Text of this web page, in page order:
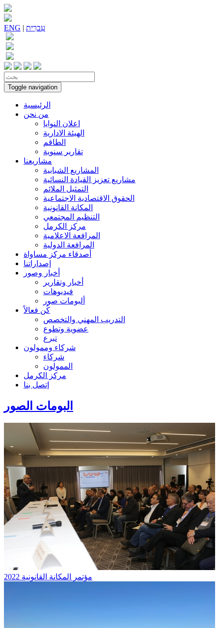
ENG | עִברִית
Toggle navigation
الرئيسية
من نحن
اعلان النوايا
الهيئة الادارية
الطاقم
تقارير سنوية
مشاريعنا
المشاريع الشبابية
مشاريع تعزيز القيادة النسائية
التمثيل الملائم
الحقوق الاقتصادية الاجتماعية
المكانة القانونية
التنظيم المجتمعي
مركز الكرمل
المرافعة الاعلامية
المرافعة الدولية
أصدقاء مركز مساواة
إصداراتنا
أخبار وصور
أخبار وتقارير
فيديوهات
ألبومات صور
كُن فعالاً
التدريب المهني والتخصص
عضوية وتطوع
تبرع
شركاء وممولون
شركاء
الممولون
مركز الكرمل
إتصل بنا
البومات الصور
مؤتمر المكانة القانونية 2022